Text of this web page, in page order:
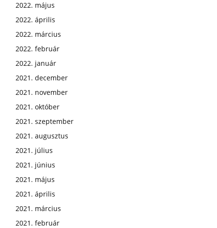
2022. május
2022. április
2022. március
2022. február
2022. január
2021. december
2021. november
2021. október
2021. szeptember
2021. augusztus
2021. július
2021. június
2021. május
2021. április
2021. március
2021. február